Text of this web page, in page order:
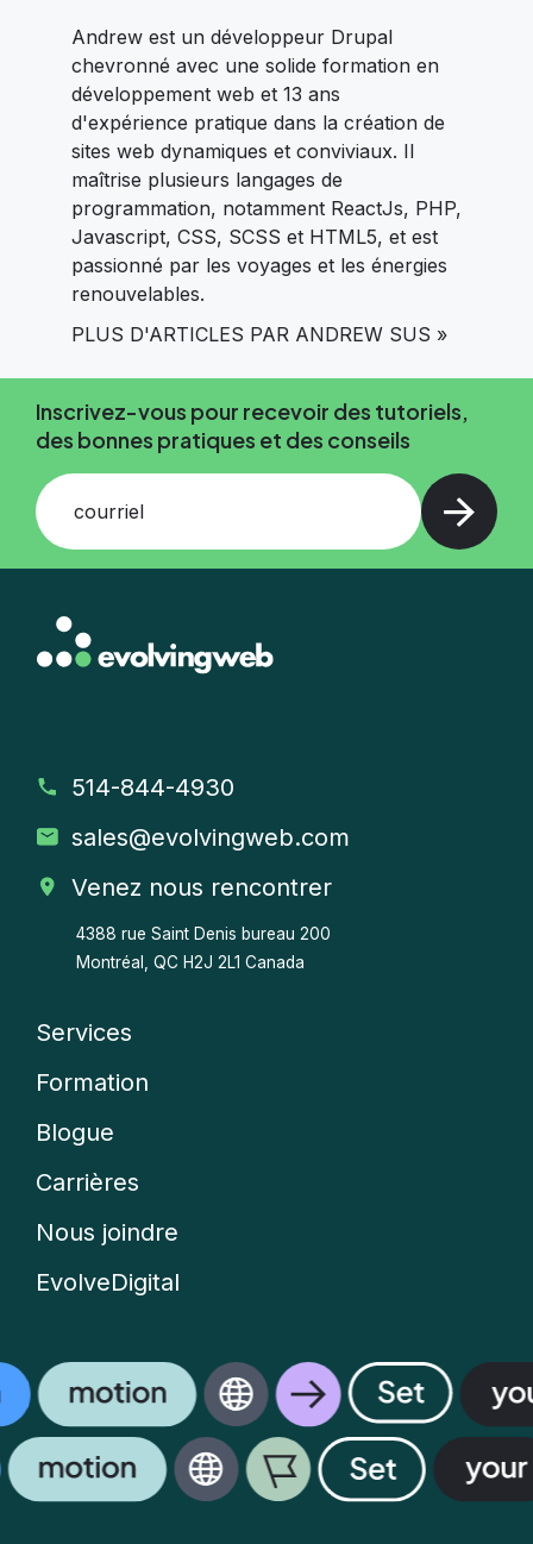
Andrew est un développeur Drupal
chevronné avec une solide formation en
développement web et 13 ans
d'expérience pratique dans la création de
sites web dynamiques et conviviaux. Il
maîtrise plusieurs langages de
programmation, notamment ReactJs, PHP,
Javascript, CSS, SCSS et HTML5, et est
passionné par les voyages et les énergies
renouvelables.
PLUS D'ARTICLES PAR ANDREW SUS »
Inscrivez-vous pour recevoir des tutoriels,
des bonnes pratiques et des conseils
courriel
514-844-4930
sales@evolvingweb.com
Venez nous rencontrer
4388 rue Saint Denis bureau 200
Montréal, QC H2J 2L1 Canada
Company
menu
Services
Formation
Blogue
Carrières
Nous joindre
EvolveDigital